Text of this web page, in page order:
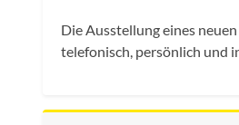
Die Ausstellung eines
telefonisch, persönlich und